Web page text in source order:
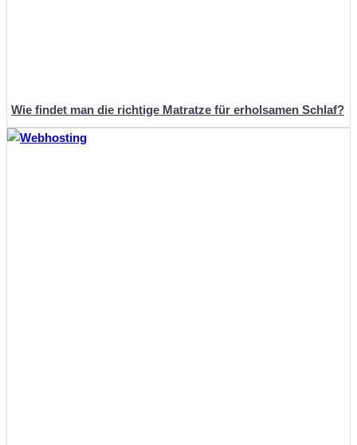
Wie findet man die richtige Matratze für erholsamen Schlaf?